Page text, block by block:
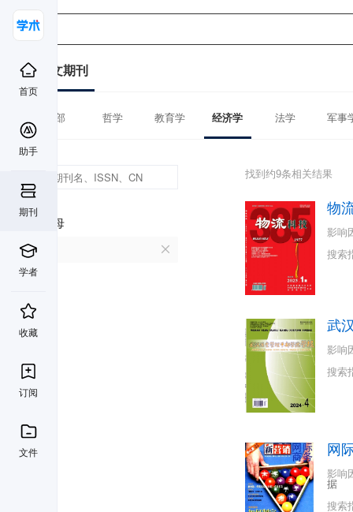
首页
助手
期刊
学者
收藏
订阅
文件
中文期刊
全部 哲学 教育学 经济学 法学 军事
首字母
W
找到约9条相关结果
物
影响
搜索
武
影响
搜索
网
影响
据
搜索